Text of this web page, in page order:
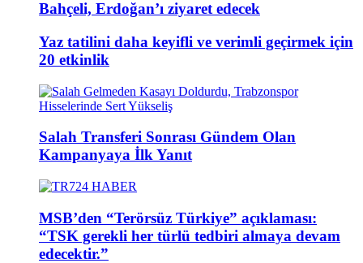
Bahçeli, Erdoğan’ı ziyaret edecek
Yaz tatilini daha keyifli ve verimli geçirmek için
20 etkinlik
Salah Transferi Sonrası Gündem Olan
Kampanyaya İlk Yanıt
MSB’den “Terörsüz Türkiye” açıklaması:
“TSK gerekli her türlü tedbiri almaya devam
edecektir.”